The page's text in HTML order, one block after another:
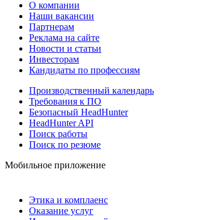
О компании
Наши вакансии
Партнерам
Реклама на сайте
Новости и статьи
Инвесторам
Кандидаты по профессиям
Производственный календарь
Требования к ПО
Безопасный HeadHunter
HeadHunter API
Поиск работы
Поиск по резюме
Мобильное приложение
Этика и комплаенс
Оказание услуг